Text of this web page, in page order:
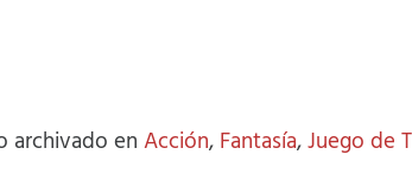
archivado en Acción, Fantasía,Juego de